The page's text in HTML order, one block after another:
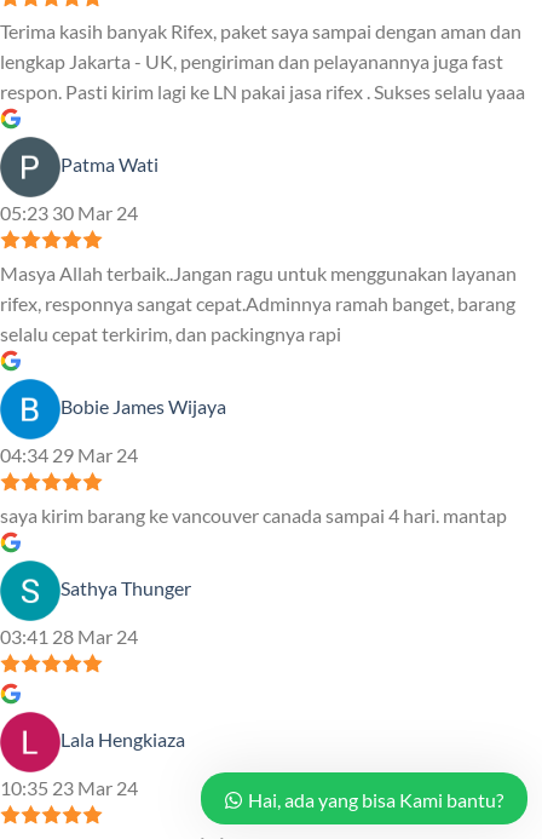
Terima kasih banyak Rifex, paket saya sampai dengan aman dan
lengkap Jakarta - UK, pengiriman dan pelayanannya juga fast
respon. Pasti kirim lagi ke LN pakai jasa rifex . Sukses selalu yaaa
Patma Wati
05:23 30 Mar 24
Masya Allah terbaik..Jangan ragu untuk menggunakan layanan
rifex, responnya sangat cepat.Adminnya ramah banget, barang
selalu cepat terkirim, dan packingnya rapi
Bobie James Wijaya
04:34 29 Mar 24
saya kirim barang ke vancouver canada sampai 4 hari. mantap
Sathya Thunger
03:41 28 Mar 24
Lala Hengkiaza
10:35 23 Mar 24
Hai, ada yang bisa Kami bantu?